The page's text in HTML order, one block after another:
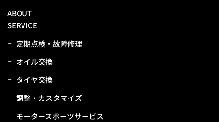
ABOUT
SERVICE
定期点検・故障修理
オイル交換
タイヤ交換
調整・カスタマイズ
モータースポーツサービス